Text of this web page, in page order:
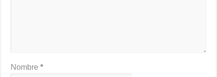
Nombre*